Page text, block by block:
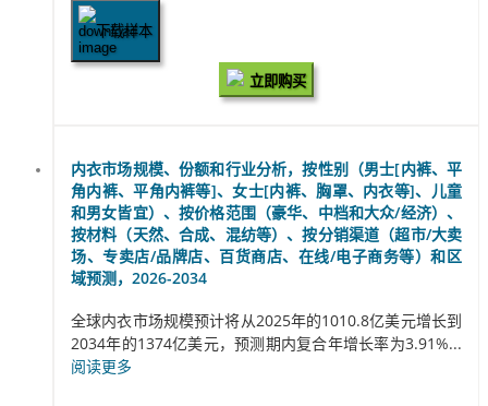
下载样本
立即购买
内衣市场规模、份额和行业分析，按性别（男士[内裤、平
角内裤、平角内裤等]、女士[内裤、胸罩、内衣等]、儿童
和男女皆宜）、按价格范围（豪华、中档和大众/经济）、
按材料（天然、合成、混纺等）、按分销渠道（超市/大卖
场、专卖店/品牌店、百货商店、在线/电子商务等）和区
域预测，2026-2034
全球内衣市场规模预计将从2025年的1010.8亿美元增长到
2034年的1374亿美元，预测期内复合年增长率为3.91%...
阅读更多